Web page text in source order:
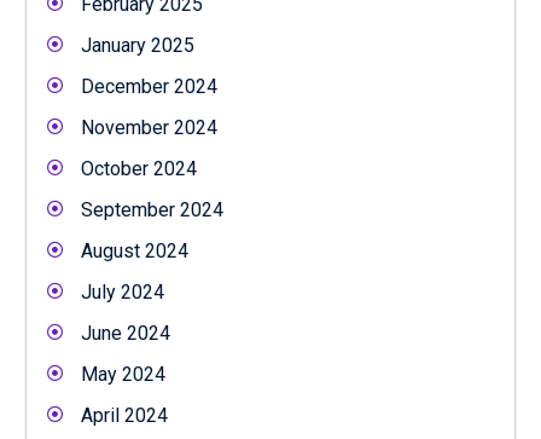
February 2025
January 2025
December 2024
November 2024
October 2024
September 2024
August 2024
July 2024
June 2024
May 2024
April 2024